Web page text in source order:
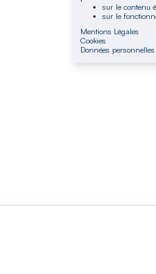
sur le contenu
sur le
Mentions Légales
Cookies
Données personnelles